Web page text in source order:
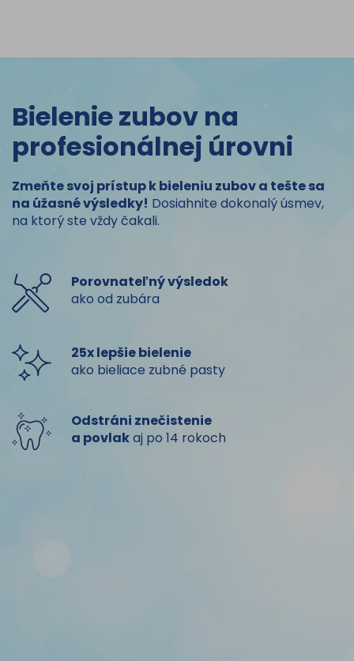
Bielenie zubov na
profesionálnej úrovni
Zmeňte svoj prístup k bieleniu zubov a tešte sa
na úžasné výsledky! Dosiahnite dokonalý úsmev,
na ktorý ste vždy čakali.
Porovnateľný výsledok
ako od zubára
25x lepšie bielenie
ako bieliace zubné pasty
Odstráni znečistenie
a povlakaj po 14 rokoch